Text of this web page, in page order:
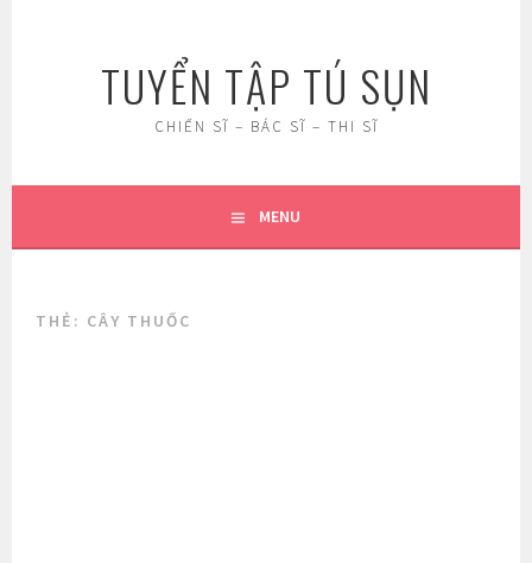
TUYỂN TẬP TÚ SỤN
CHIẾN SĨ – BÁC SĨ – THI SĨ
MENU
THẺ: CÂY THUỐC